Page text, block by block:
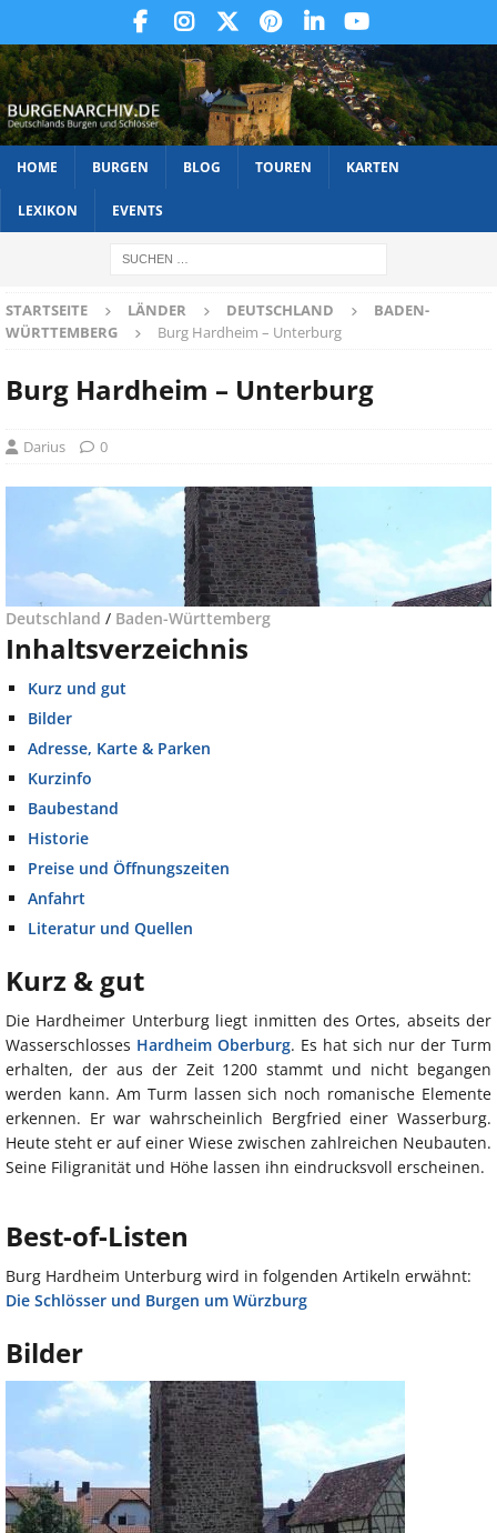
HOME BURGEN BLOG TOUREN KARTEN
LEXIKON EVENTS
STARTSEITE LÄNDER DEUTSCHLAND
BADEN-
WÜRTTEMBERG
Burg Hardheim – Unterburg
Burg Hardheim – Unterburg
Darius 0
Deutschland / Baden-Württemberg
Inhaltsverzeichnis
Kurz und gut
Bilder
Adresse, Karte & Parken
Kurzinfo
Baubestand
Historie
Preise und Öffnungszeiten
Anfahrt
Literatur und Quellen
Kurz & gut
Die Hardheimer Unterburg liegt inmitten des Ortes, abseits der
Wasserschlosses Hardheim Oberburg. Es hat sich nur der Turm
erhalten, der aus der Zeit 1200 stammt und nicht begangen
werden kann. Am Turm lassen sich noch romanische Elemente
erkennen. Er war wahrscheinlich Bergfried einer Wasserburg.
Heute steht er auf einer Wiese zwischen zahlreichen Neubauten.
Seine Filigranität und Höhe lassen ihn eindrucksvoll erscheinen.
Best-of-Listen
Burg Hardheim Unterburg wird in folgenden Artikeln erwähnt:
Die Schlösser und Burgen um Würzburg
Bilder